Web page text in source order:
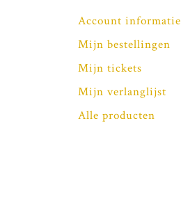
Account informatie
Mijn bestellingen
Mijn tickets
Mijn verlanglijst
Alle producten